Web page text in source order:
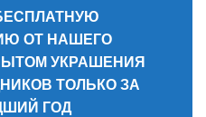
ОТ НАШЕГО
УКРАШЕНИЯ
ТОЛЬКО ЗА
ГОД